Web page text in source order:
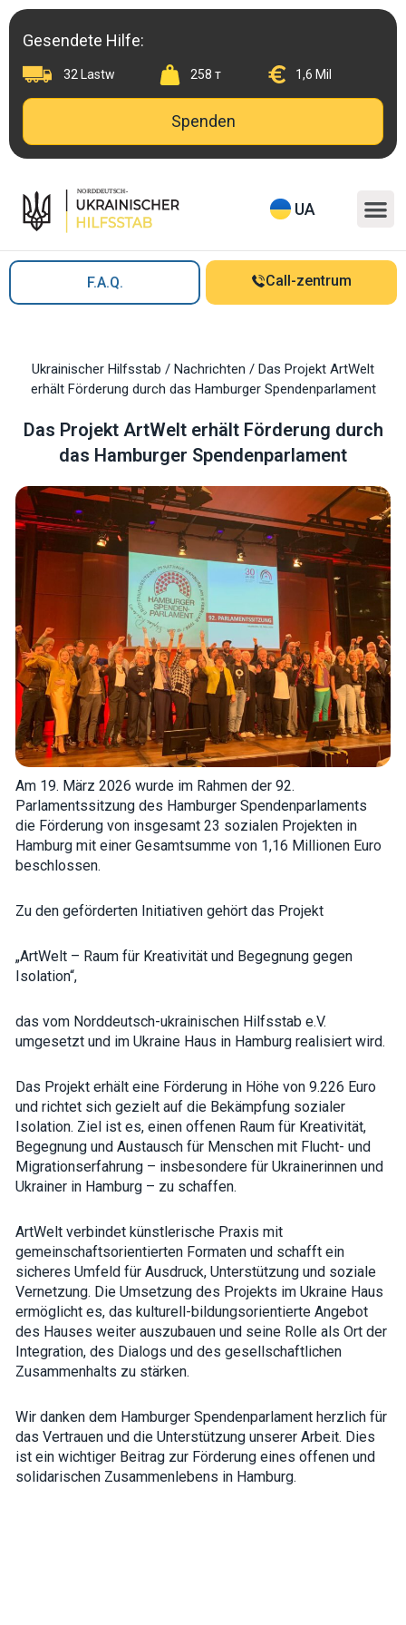
Skip
to
contentGesendete Hilfe:
32 Lastw 258 т 1,6 Mil
Spenden
UA
F.A.Q. Call-zentrum
Ukrainischer Hilfsstab / Nachrichten / Das Projekt ArtWelt
erhält Förderung durch das Hamburger Spendenparlament
Das Projekt ArtWelt erhält Förderung durch
das Hamburger Spendenparlament
Am 19. März 2026 wurde im Rahmen der 92.
Parlamentssitzung des Hamburger Spendenparlaments
die Förderung von insgesamt 23 sozialen Projekten in
Hamburg mit einer Gesamtsumme von 1,16 Millionen Euro
beschlossen.
Zu den geförderten Initiativen gehört das Projekt
„ArtWelt – Raum für Kreativität und Begegnung gegen
Isolation“,
das vom Norddeutsch-ukrainischen Hilfsstab e.V.
umgesetzt und im Ukraine Haus in Hamburg realisiert wird.
Das Projekt erhält eine Förderung in Höhe von 9.226 Euro
und richtet sich gezielt auf die Bekämpfung sozialer
Isolation. Ziel ist es, einen offenen Raum für Kreativität,
Begegnung und Austausch für Menschen mit Flucht- und
Migrationserfahrung – insbesondere für Ukrainerinnen und
Ukrainer in Hamburg – zu schaffen.
ArtWelt verbindet künstlerische Praxis mit
gemeinschaftsorientierten Formaten und schafft ein
sicheres Umfeld für Ausdruck, Unterstützung und soziale
Vernetzung. Die Umsetzung des Projekts im Ukraine Haus
ermöglicht es, das kulturell-bildungsorientierte Angebot
des Hauses weiter auszubauen und seine Rolle als Ort der
Integration, des Dialogs und des gesellschaftlichen
Zusammenhalts zu stärken.
Wir danken dem Hamburger Spendenparlament herzlich für
das Vertrauen und die Unterstützung unserer Arbeit. Dies
ist ein wichtiger Beitrag zur Förderung eines offenen und
solidarischen Zusammenlebens in Hamburg.
Necessary
These
cookies are
not optional.
needed for
the website
to function.
Statistics
In order for
us to
improve the
website's
functionality
structure,
based on
how the
website is
used.
Experience
to perform
as well as
visit. If you
refuse these
cookies,
will
disappear
from the
website.
Marketing
interests and
behavior as
you visit our
site, you
increase the
chance of
seeing
personalized
content and
offers.